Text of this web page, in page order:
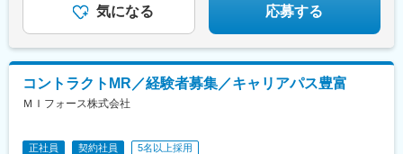
九大病院前駅、新木屋瀬駅、スタジアムシティノース駅、いづろ
通駅、長野駅、丸の内駅(富山県)、呼続駅、市役所前駅(広島県)、
気になる 応募する
コントラクトMR／経験者募集／キャリアパス豊富
ＭＩフォース株式会社
正社員 契約社員 5名以上採用